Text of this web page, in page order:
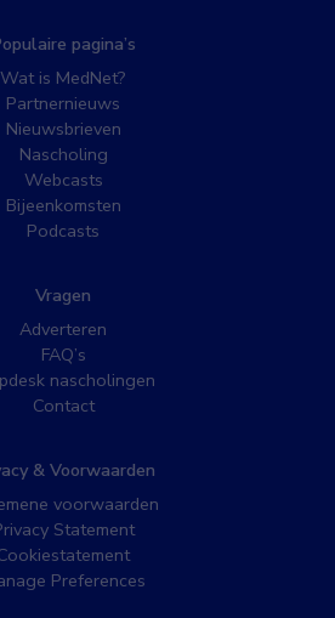
pagina’s
Wat is MedNet?
Partnernieuws
Nieuwsbrieven
Nascholing
Webcasts
Bijeenkomsten
Podcasts
Vragen
Adverteren
FAQ’s
nascholingen
Contact
& Voorwaarden
voorwaarden
Statement
Preferences